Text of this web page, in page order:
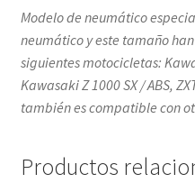
Modelo de neumático
neumático y este tamaño
siguientes motocicletas:
Kawasaki Z 1000 SX / ABS,
también es compatible con
Productos